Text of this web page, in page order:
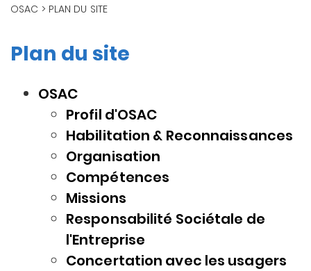
FIL
D'ARIANE
OSAC PLAN DU SITE
Plan du site
OSAC
Profil d'OSAC
Habilitation & Reconnaissances
Organisation
Compétences
Missions
Responsabilité Sociétale de
l'Entreprise
Concertation avec les usagers